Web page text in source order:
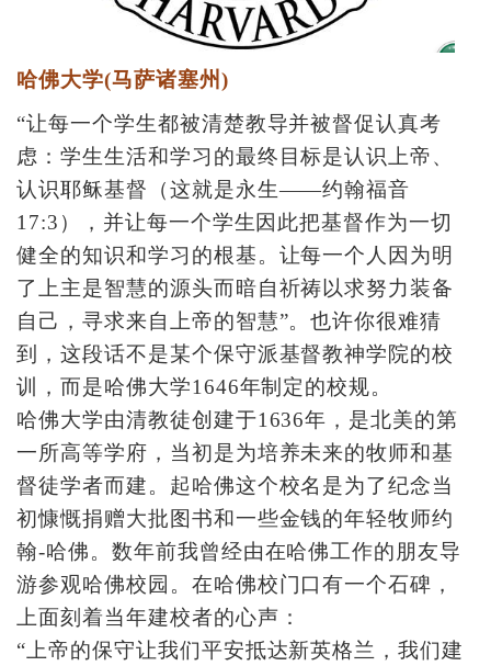
哈佛大学(马萨诸塞州)
“让每一个学生都被清楚教导并被督促认真考
虑：学生生活和学习的最终目标是认识上帝、
认识耶稣基督（这就是永生——约翰福音
17:3），并让每一个学生因此把基督作为一切
健全的知识和学习的根基。让每一个人因为明
了上主是智慧的源头而暗自祈祷以求努力装备
自己，寻求来自上帝的智慧”。也许你很难猜
到，这段话不是某个保守派基督教神学院的校
训，而是哈佛大学1646年制定的校规。
哈佛大学由清教徒创建于1636年，是北美的第
一所高等学府，当初是为培养未来的牧师和基
督徒学者而建。起哈佛这个校名是为了纪念当
初慷慨捐赠大批图书和一些金钱的年轻牧师约
翰-哈佛。数年前我曾经由在哈佛工作的朋友导
游参观哈佛校园。在哈佛校门口有一个石碑，
上面刻着当年建校者的心声：
“上帝的保守让我们平安抵达新英格兰，我们建